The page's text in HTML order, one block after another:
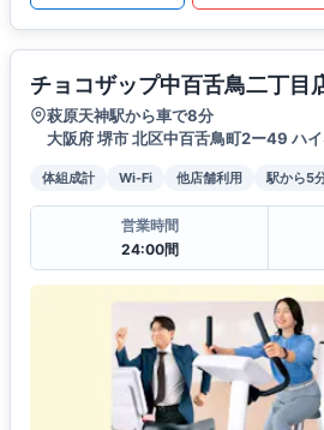
チョコザップ中百舌鳥二丁目
萩原天神駅から車で8分
大阪府 堺市 北区中百舌鳥町2ー49 ハ
体組成計 Wi-Fi 他店舗利用 駅から5
営業時間
24:00間